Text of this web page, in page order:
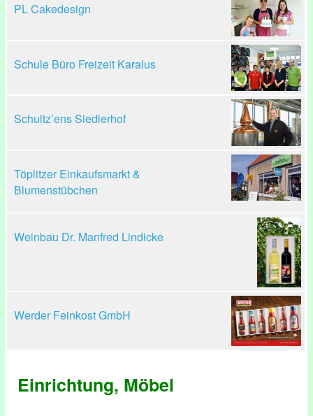
PL Cakedesign
Schule Büro Freizeit Karalus
Schultz’ens Siedlerhof
Töplitzer Einkaufsmarkt &
Blumenstübchen
Weinbau Dr. Manfred Lindicke
Werder Feinkost GmbH
Einrichtung, Möbel